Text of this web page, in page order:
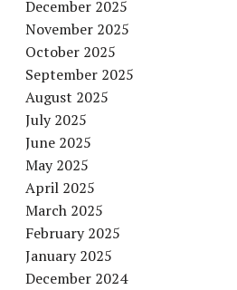
December 2025
November 2025
October 2025
September 2025
August 2025
July 2025
June 2025
May 2025
April 2025
March 2025
February 2025
January 2025
December 2024